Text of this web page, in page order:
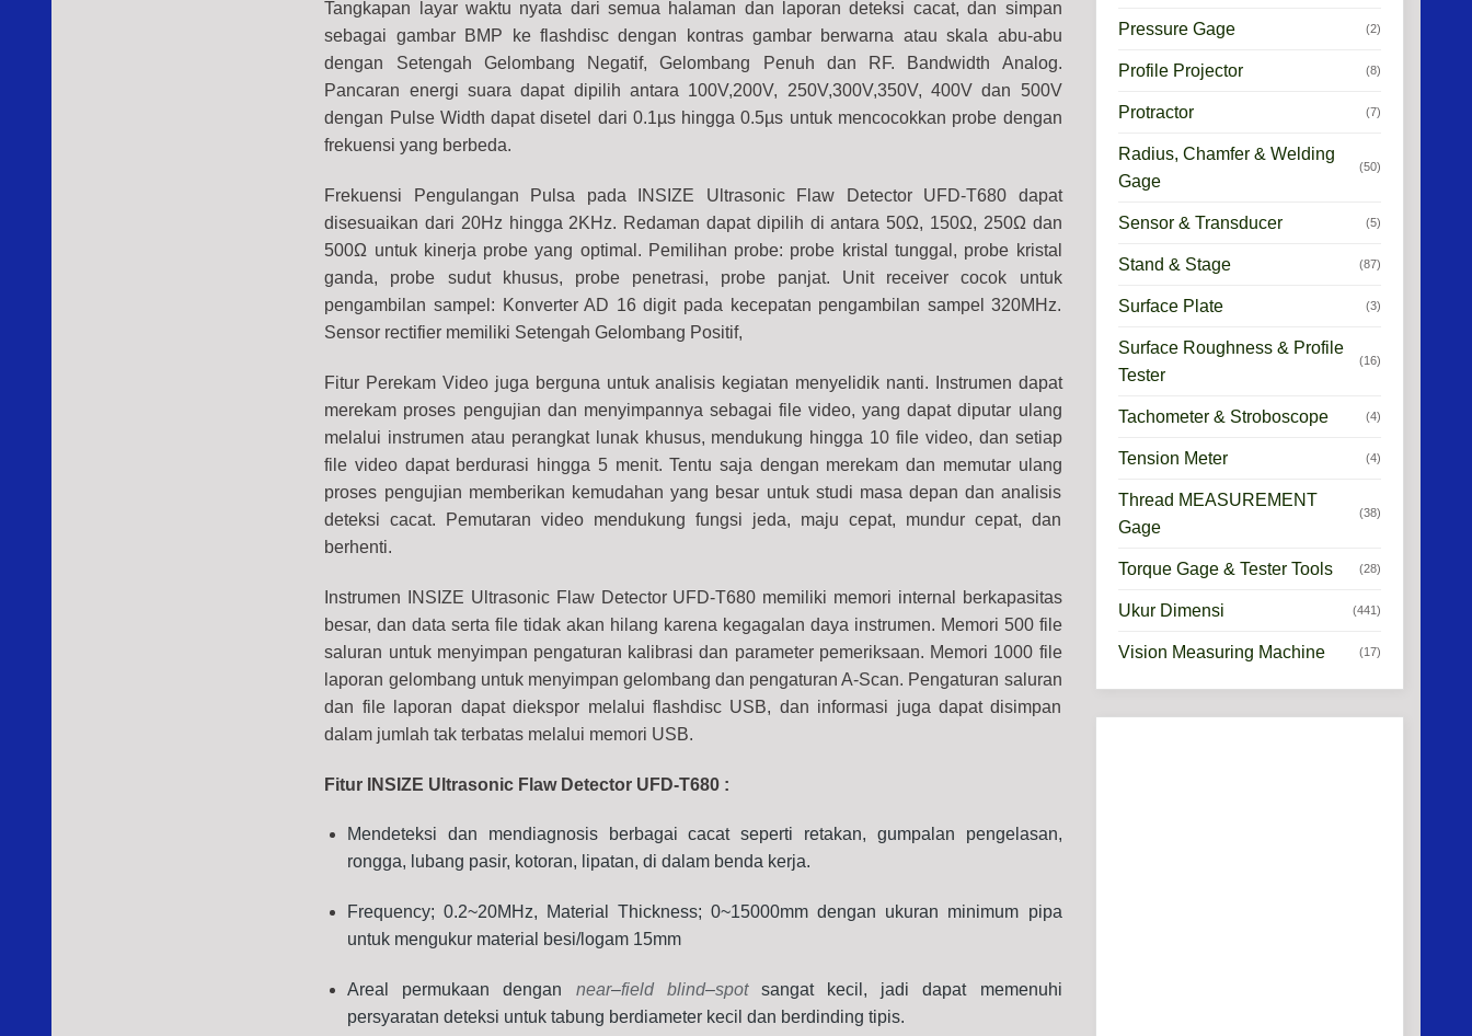
Tangkapan layar waktu nyata dari semua halaman dan laporan deteksi cacat, dan simpan
sebagai gambar BMP ke flashdisc dengan kontras gambar berwarna atau skala abu-abu
dengan Setengah Gelombang Negatif, Gelombang Penuh dan RF. Bandwidth Analog.
Pancaran energi suara dapat dipilih antara 100V,200V, 250V,300V,350V, 400V dan 500V
dengan Pulse Width dapat disetel dari 0.1µs hingga 0.5µs untuk mencocokkan probe dengan
frekuensi yang berbeda.
Frekuensi Pengulangan Pulsa pada INSIZE Ultrasonic Flaw Detector UFD-T680 dapat
disesuaikan dari 20Hz hingga 2KHz. Redaman dapat dipilih di antara 50Ω, 150Ω, 250Ω dan
500Ω untuk kinerja probe yang optimal. Pemilihan probe: probe kristal tunggal, probe kristal
ganda, probe sudut khusus, probe penetrasi, probe panjat. Unit receiver cocok untuk
pengambilan sampel: Konverter AD 16 digit pada kecepatan pengambilan sampel 320MHz.
Sensor rectifier memiliki Setengah Gelombang Positif,
Fitur Perekam Video juga berguna untuk analisis kegiatan menyelidik nanti. Instrumen dapat
merekam proses pengujian dan menyimpannya sebagai file video, yang dapat diputar ulang
melalui instrumen atau perangkat lunak khusus, mendukung hingga 10 file video, dan setiap
file video dapat berdurasi hingga 5 menit. Tentu saja dengan merekam dan memutar ulang
proses pengujian memberikan kemudahan yang besar untuk studi masa depan dan analisis
deteksi cacat. Pemutaran video mendukung fungsi jeda, maju cepat, mundur cepat, dan
berhenti.
Instrumen INSIZE Ultrasonic Flaw Detector UFD-T680 memiliki memori internal berkapasitas
besar, dan data serta file tidak akan hilang karena kegagalan daya instrumen. Memori 500 file
saluran untuk menyimpan pengaturan kalibrasi dan parameter pemeriksaan. Memori 1000 file
laporan gelombang untuk menyimpan gelombang dan pengaturan A-Scan. Pengaturan saluran
dan file laporan dapat diekspor melalui flashdisc USB, dan informasi juga dapat disimpan
dalam jumlah tak terbatas melalui memori USB.
Fitur INSIZE Ultrasonic Flaw Detector UFD-T680 :
Mendeteksi dan mendiagnosis berbagai cacat seperti retakan, gumpalan pengelasan,
rongga, lubang pasir, kotoran, lipatan, di dalam benda kerja.
Frequency; 0.2~20MHz, Material Thickness; 0~15000mm dengan ukuran minimum pipa
untuk mengukur material besi/logam 15mm
Areal permukaan dengan near–field blind–spot sangat kecil, jadi dapat memenuhi
persyaratan deteksi untuk tabung berdiameter kecil dan berdinding tipis.
Pressure Gage (2)
Profile Projector (8)
Protractor (7)
Radius, Chamfer & Welding
Gage
(50)
Sensor & Transducer (5)
Stand & Stage (87)
Surface Plate (3)
Surface Roughness & Profile
Tester
(16)
Tachometer & Stroboscope (4)
Tension Meter (4)
Thread MEASUREMENT
Gage
(38)
Torque Gage & Tester Tools (28)
Ukur Dimensi (441)
Vision Measuring Machine (17)